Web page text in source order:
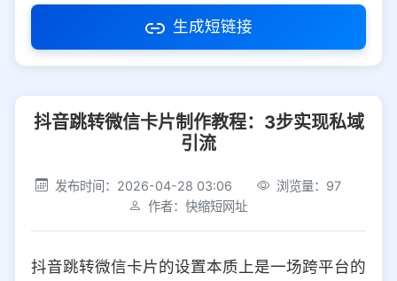
访问密码
社交平台 电商平台
选择防红平台类型，避免链接被拦截
平台设置
iOS Android PC 其他
生成短链接
抖音跳转微信卡片制作教程：3步实现私域
引流
发布时间：2026-04-28 03:06
浏览量：97
作者：快缩短网址
抖音跳转微信卡片的设置本质上是一场跨平台的